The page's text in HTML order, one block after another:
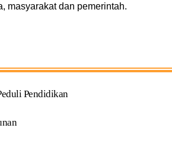
masyarakat dan pemerintah.
Pendidikan